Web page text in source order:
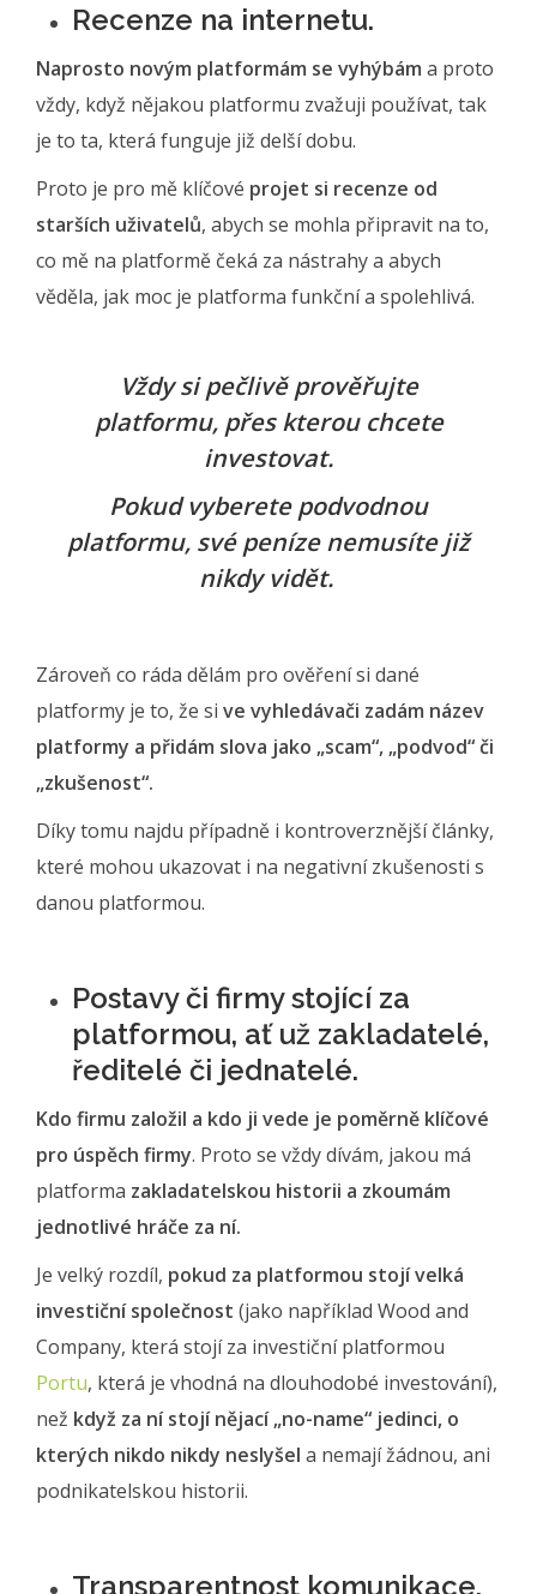
Recenze na internetu.
Naprosto novým platformám se vyhýbám a proto
vždy, když nějakou platformu zvažuji používat, tak
je to ta, která funguje již delší dobu.
Proto je pro mě klíčové projet si recenze od
starších uživatelů, abych se mohla připravit na to,
co mě na platformě čeká za nástrahy a abych
věděla, jak moc je platforma funkční a spolehlivá.
Vždy si pečlivě prověřujte
platformu, přes kterou chcete
investovat.
Pokud vyberete podvodnou
platformu, své peníze nemusíte již
nikdy vidět.
Zároveň co ráda dělám pro ověření si dané
platformy je to, že si ve vyhledávači zadám název
platformy a přidám slova jako „scam“, „podvod“ či
„zkušenost“.
Díky tomu najdu případně i kontroverznější články,
které mohou ukazovat i na negativní zkušenosti s
danou platformou.
Postavy či firmy stojící za
platformou, ať už zakladatelé,
ředitelé či jednatelé.
Kdo firmu založil a kdo ji vede je poměrně klíčové
pro úspěch firmy. Proto se vždy dívám, jakou má
platforma zakladatelskou historii a zkoumám
jednotlivé hráče za ní.
Je velký rozdíl, pokud za platformou stojí velká
investiční společnost (jako například Wood and
Company, která stojí za investiční platformou
Portu, která je vhodná na dlouhodobé investování),
než když za ní stojí nějací „no-name“ jedinci, o
kterých nikdo nikdy neslyšel a nemají žádnou, ani
podnikatelskou historii.
Transparentnost komunikace.